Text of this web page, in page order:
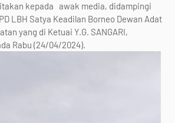
kepada awak media, didampingi
LBH Satya Keadilan Borneo Dewan Adat
yang di Ketuai Y.G. SANGARI,
Rabu (24/04/2024).